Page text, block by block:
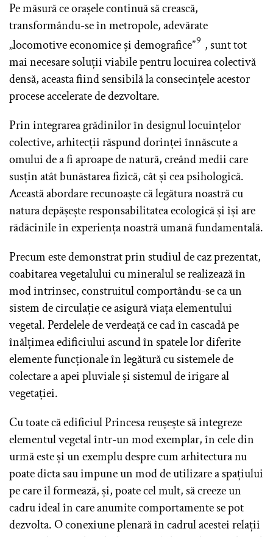
Pe măsură ce orașele continuă să crească,
transformându-se în metropole, adevărate
„locomotive economice și demografice”9 , sunt tot
mai necesare soluții viabile pentru locuirea colectivă
densă, aceasta fiind sensibilă la consecințele acestor
procese accelerate de dezvoltare.
Prin integrarea grădinilor în designul locuințelor
colective, arhitecții răspund dorinței înnăscute a
omului de a fi aproape de natură, creând medii care
susțin atât bunăstarea fizică, cât și cea psihologică.
Această abordare recunoaște că legătura noastră cu
natura depășește responsabilitatea ecologică și își are
rădăcinile în experiența noastră umană fundamentală.
Precum este demonstrat prin studiul de caz prezentat,
coabitarea vegetalului cu mineralul se realizează în
mod intrinsec, construitul comportându-se ca un
sistem de circulație ce asigură viața elementului
vegetal. Perdelele de verdeață ce cad în cascadă pe
înălțimea edificiului ascund în spatele lor diferite
elemente funcționale în legătură cu sistemele de
colectare a apei pluviale și sistemul de irigare al
vegetației.
Cu toate că edificiul Princesa reușește să integreze
elementul vegetal într-un mod exemplar, în cele din
urmă este și un exemplu despre cum arhitectura nu
poate dicta sau impune un mod de utilizare a spațiului
pe care îl formează, și, poate cel mult, să creeze un
cadru ideal în care anumite comportamente se pot
dezvolta. O conexiune plenară în cadrul acestei relații